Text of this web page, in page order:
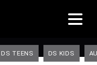
DS TEENS DS KIDS